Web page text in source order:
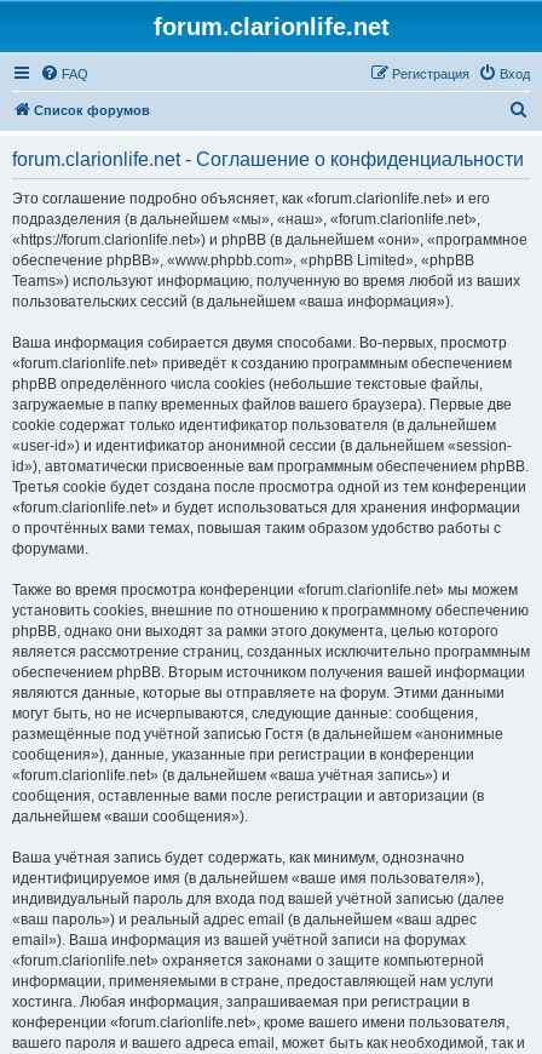
forum.clarionlife.net
FAQ Вход
Регистрация
Список форумов
forum.clarionlife.net - Соглашение о конфиденциальности
Это соглашение подробно объясняет, как «forum.clarionlife.net» и его
подразделения (в дальнейшем «мы», «наш», «forum.clarionlife.net»,
«https://forum.clarionlife.net») и phpBB (в дальнейшем «они», «программное
обеспечение phpBB», «www.phpbb.com», «phpBB Limited», «phpBB
Teams») используют информацию, полученную во время любой из ваших
пользовательских сессий (в дальнейшем «ваша информация»).
Ваша информация собирается двумя способами. Во-первых, просмотр
«forum.clarionlife.net» приведёт к созданию программным обеспечением
phpBB определённого числа cookies (небольшие текстовые файлы,
загружаемые в папку временных файлов вашего браузера). Первые две
cookie содержат только идентификатор пользователя (в дальнейшем
«user-id») и идентификатор анонимной сессии (в дальнейшем «session-
id»), автоматически присвоенные вам программным обеспечением phpBB.
Третья cookie будет создана после просмотра одной из тем конференции
«forum.clarionlife.net» и будет использоваться для хранения информации
о прочтённых вами темах, повышая таким образом удобство работы с
форумами.
Также во время просмотра конференции «forum.clarionlife.net» мы можем
установить cookies, внешние по отношению к программному обеспечению
phpBB, однако они выходят за рамки этого документа, целью которого
является рассмотрение страниц, созданных исключительно программным
обеспечением phpBB. Вторым источником получения вашей информации
являются данные, которые вы отправляете на форум. Этими данными
могут быть, но не исчерпываются, следующие данные: сообщения,
размещённые под учётной записью Гостя (в дальнейшем «анонимные
сообщения»), данные, указанные при регистрации в конференции
«forum.clarionlife.net» (в дальнейшем «ваша учётная запись») и
сообщения, оставленные вами после регистрации и авторизации (в
дальнейшем «ваши сообщения»).
Ваша учётная запись будет содержать, как минимум, однозначно
идентифицируемое имя (в дальнейшем «ваше имя пользователя»),
индивидуальный пароль для входа под вашей учётной записью (далее
«ваш пароль») и реальный адрес email (в дальнейшем «ваш адрес
email»). Ваша информация из вашей учётной записи на форумах
«forum.clarionlife.net» охраняется законами о защите компьютерной
информации, применяемыми в стране, предоставляющей нам услуги
хостинга. Любая информация, запрашиваемая при регистрации в
конференции «forum.clarionlife.net», кроме вашего имени пользователя,
вашего пароля и вашего адреса email, может быть как необходимой, так и